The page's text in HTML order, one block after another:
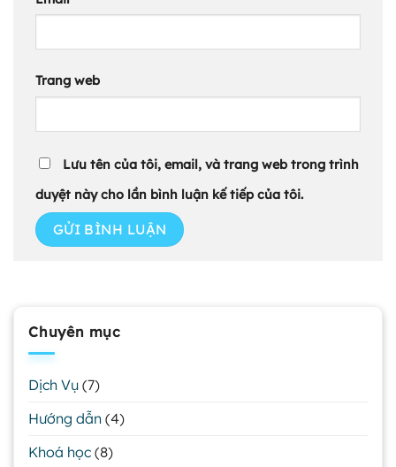
Trang web
Lưu tên của tôi, email, và trang web trong trình
duyệt này cho lần bình luận kế tiếp của tôi.
Chuyên mục
Dịch Vụ (7)
Hướng dẫn (4)
Khoá học (8)